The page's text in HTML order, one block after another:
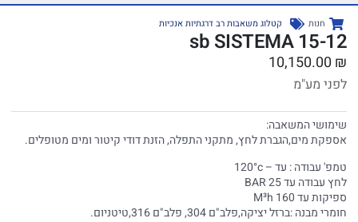
חנות קטלוג משאבות רב דרגתיות אנכיות
15-12 sb SISTEMA
10,150.00 ₪
לפני מע"מ
שימושי המשאבה:
אספקת מים,הגברת לחץ, מתקני התפלה, הזנת דודי קיטור ומים מטופלים.
טמפ' עבודה : עד – 120°c
לחץ עבודה עד 25 BAR
ספיקות עד 160 M³h
חומרי מבנה :ברזל יציקה,פלב"ם 304, פלב"ם 316,טיטניום.